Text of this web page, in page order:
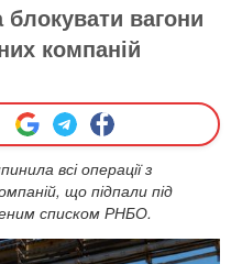
вагони
компаній
всі операції з
що підпали під
списком РНБО.